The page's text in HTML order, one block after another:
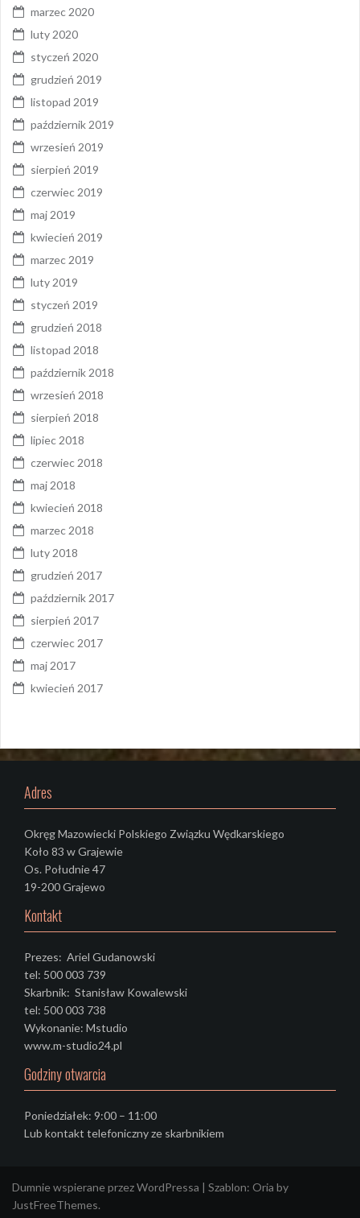
marzec 2020
luty 2020
styczeń 2020
grudzień 2019
listopad 2019
październik 2019
wrzesień 2019
sierpień 2019
czerwiec 2019
maj 2019
kwiecień 2019
marzec 2019
luty 2019
styczeń 2019
grudzień 2018
listopad 2018
październik 2018
wrzesień 2018
sierpień 2018
lipiec 2018
czerwiec 2018
maj 2018
kwiecień 2018
marzec 2018
luty 2018
grudzień 2017
październik 2017
sierpień 2017
czerwiec 2017
maj 2017
kwiecień 2017
Adres
Okręg Mazowiecki Polskiego Związku Wędkarskiego
Koło 83 w Grajewie
Os. Południe 47
19-200 Grajewo
Kontakt
Prezes: Ariel Gudanowski
tel: 500 003 739
Skarbnik: Stanisław Kowalewski
tel: 500 003 738
Wykonanie: Mstudio
www.m-studio24.pl
Godziny otwarcia
Poniedziałek: 9:00 – 11:00
Lub kontakt telefoniczny ze skarbnikiem
Dumnie wspierane przez WordPressa | Szablon: Oria by
JustFreeThemes.